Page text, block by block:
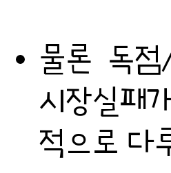
물론 독
시장실패
적으로 다